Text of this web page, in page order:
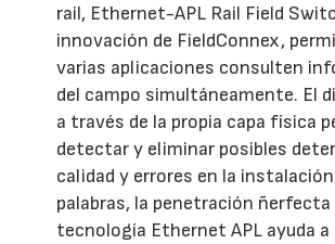
rail, Ethernet-APL Rail Field
innovación de FieldConnex,
varias aplicaciones consulten
del campo simultáneamente. El
a través de la propia capa física
detectar y eliminar posibles
calidad y errores en la
palabras, la penetración ñerfecta
tecnología Ethernet APL ayuda